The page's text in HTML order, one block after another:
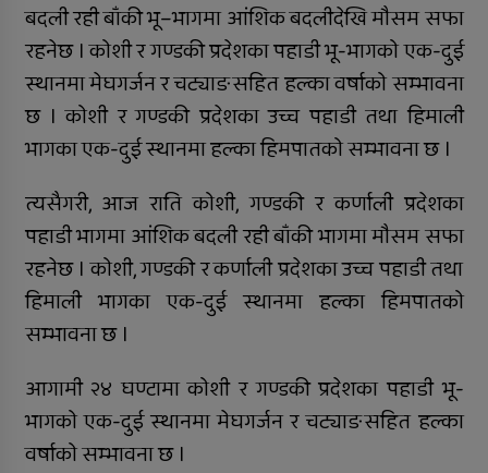
सार्वजनिक बिदामा पनि सेवा दिदै
कालीकोटका नौ पालिकाको चार अर्ब ५५
करोड बजेट
सुर्खेतमा लागुऔषधविरुद्ध सचेतना
कार्यक्रम
बदली रही बाँकी भू–भागमा आंशिक बदलीदेखि मौसम सफा
रहनेछ । कोशी र गण्डकी प्रदेशका पहाडी भू-भागको एक-दुई
स्थानमा मेघगर्जन र चट्याङसहित हल्का वर्षाको सम्भावना
छ । कोशी र गण्डकी प्रदेशका उच्च पहाडी तथा हिमाली
भागका एक-दुई स्थानमा हल्का हिमपातको सम्भावना छ ।
त्यसैगरी, आज राति कोशी, गण्डकी र कर्णाली प्रदेशका
पहाडी भागमा आंशिक बदली रही बाँकी भागमा मौसम सफा
रहनेछ । कोशी, गण्डकी र कर्णाली प्रदेशका उच्च पहाडी तथा
हिमाली भागका एक-दुई स्थानमा हल्का हिमपातको
सम्भावना छ ।
आगामी २४ घण्टामा कोशी र गण्डकी प्रदेशका पहाडी भू-
भागको एक-दुई स्थानमा मेघगर्जन र चट्याङसहित हल्का
वर्षाको सम्भावना छ ।